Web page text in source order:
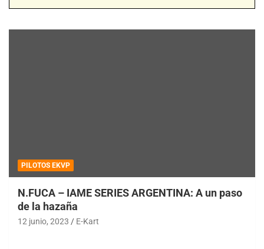
PILOTOS EKVP
N.FUCA – IAME SERIES ARGENTINA: A un paso
de la hazaña
12 junio, 2023 E-Kart